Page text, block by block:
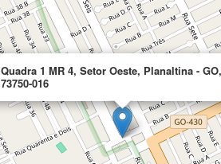
Quadra 1 MR 4, Setor Oeste, Planaltina - GO,
73750-016